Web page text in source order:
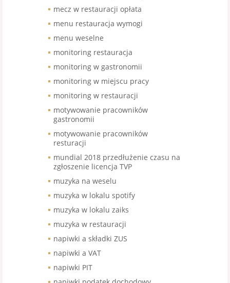
mecz w restauracji opłata
menu restauracja wymogi
menu weselne
monitoring restauracja
monitoring w gastronomii
monitoring w miejscu pracy
monitoring w restauracji
motywowanie pracowników
gastronomii
motywowanie pracowników
resturacji
mundial 2018 przedłużenie czasu na
zgłoszenie licencja TVP
muzyka na weselu
muzyka w lokalu spotify
muzyka w lokalu zaiks
muzyka w restauracji
napiwki a składki ZUS
napiwki a VAT
napiwki PIT